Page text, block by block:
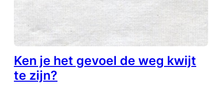
Ken je het gevoel de weg kwijt
te zijn?